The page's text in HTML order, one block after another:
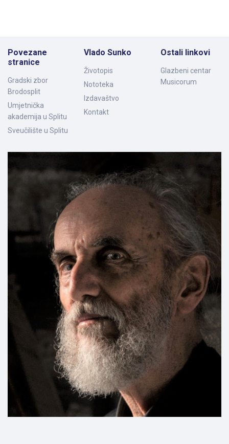
Povezane
stranice
Gradski zbor
Brodosplit
Umjetnička
akademija u Splitu
Sveučilište u Splitu
Vlado Sunko
Životopis
Nototeka
Izdavaštvo
Kontakt
Ostali linkovi
Glazbeni centar
Musicorum